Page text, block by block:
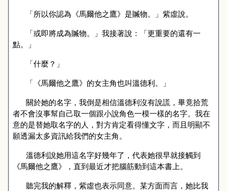
「所以你認為《馬爾他之鷹》是贓物。」紫虛說。
「或即將成為贓物。」我接著說：「更重要的還有一
點。」
「什麼？」
「《馬爾他之鷹》的女主角也叫溫德利。」
關於她的名字，我倒是相信溫德利沒有說謊，畢竟拾荒
者不會沒事幫自己取一個跟小說角色一模一樣的名字。我在
意的是替她取名字的人，對方肯定看得懂文字，而且明顯不
願透漏太多資訊給我們的女主角。
溫德利說她用這名字好幾年了，代表她很早就接觸到
《馬爾他之鷹》，直到最近才把腦筋動到這本書上。
聽完我的解釋，紫虛也表示同意。某方面而言，她比我